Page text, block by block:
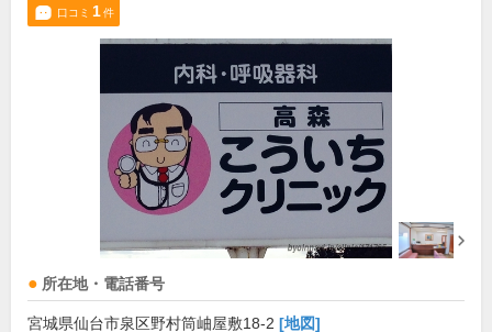
口コミ 1件
所在地・電話番号
宮城県仙台市泉区野村筒岫屋敷18-2 [地図]